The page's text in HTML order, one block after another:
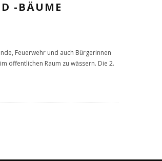
-BÄUME B
Feuerwehr und auch Bürgerinnen
öffentlichen Raum zu wässern. Die 2.